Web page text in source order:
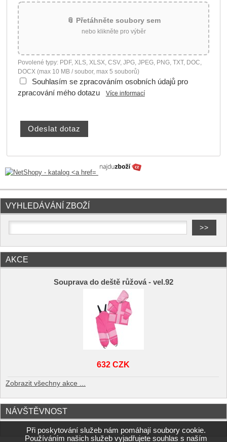
📎 Přetáhněte soubory sem
nebo klikněte pro výběr
Povolené typy: PDF, XLS, XLSX, CSV, JPG, JPEG, PNG, TXT, DOC,
DOCX (max 10 MB / soubor, max 5 souborů)
Souhlasím se zpracováním osobních údajů pro
zpracování mého dotazu
Více informací
VYHLEDÁVÁNÍ ZBOŽÍ
AKCE
Souprava do deště růžová - vel.92
632 CZK
Zobrazit všechny akce ...
NÁVŠTĚVNOST
Při poskytování služeb nám pomáhají soubory cookie.
Používáním našich služeb vyjadřujete souhlas s naším